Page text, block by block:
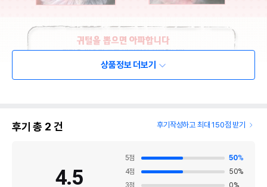
상품정보 더보기
후기 총 2 건 후기작성하고 최대 150점 받기
4.5
5점 50%
4점 50%
3점 0%